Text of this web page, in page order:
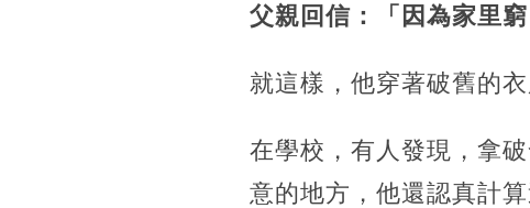
父親回信：「因為家里窮
就這樣，他穿著破舊的
在學校，有人發現，拿
意的地方，他還認真計